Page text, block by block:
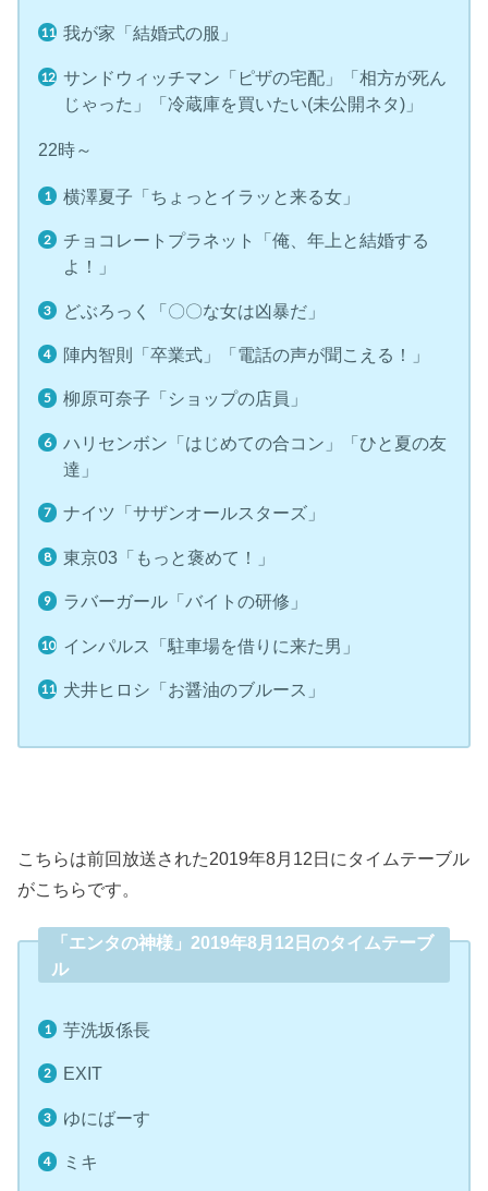
我が家「結婚式の服」
サンドウィッチマン「ピザの宅配」「相方が死ん
じゃった」「冷蔵庫を買いたい(未公開ネタ)」
22時～
横澤夏子「ちょっとイラッと来る女」
チョコレートプラネット「俺、年上と結婚する
よ！」
どぶろっく「〇〇な女は凶暴だ」
陣内智則「卒業式」「電話の声が聞こえる！」
柳原可奈子「ショップの店員」
ハリセンボン「はじめての合コン」「ひと夏の友
達」
ナイツ「サザンオールスターズ」
東京03「もっと褒めて！」
ラバーガール「バイトの研修」
インパルス「駐車場を借りに来た男」
犬井ヒロシ「お醤油のブルース」
こちらは前回放送された2019年8月12日にタイムテーブル
がこちらです。
「エンタの神様」2019年8月12日のタイムテーブ
ル
芋洗坂係長
EXIT
ゆにばーす
ミキ